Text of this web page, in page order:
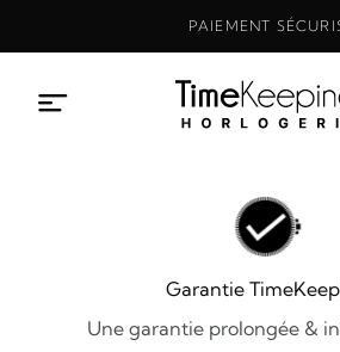
PAIEMENT
Garantie
Une garantie prolongée &